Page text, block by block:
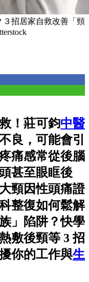
招居家自救改善「頸
！莊可鈞中醫
良，可能會引
痛感常從後腦
甚至眼眶後
頸因性頭痛證
整復如何鬆解
」陷阱？快學
敷後頸等 3 招
你的工作與生